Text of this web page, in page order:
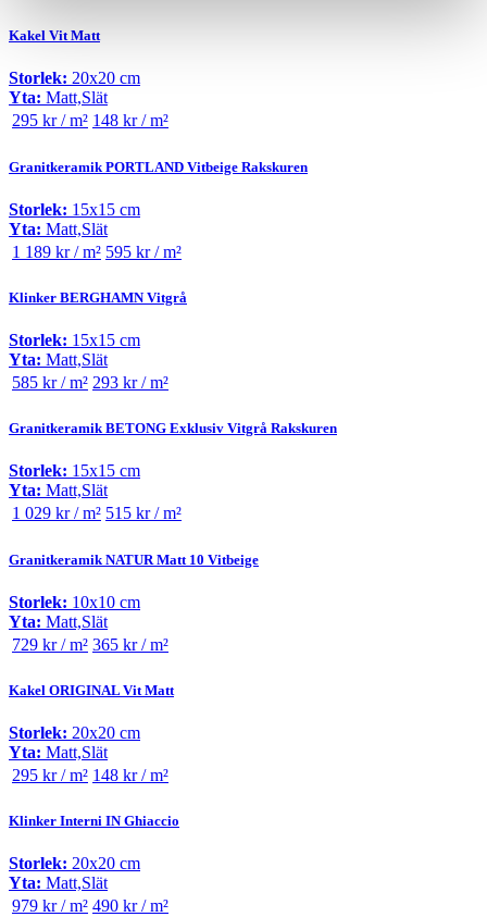
Kakel Vit Matt
Storlek: 20x20 cm
Yta: Matt,Slät
295 kr / m² 148 kr / m²
Granitkeramik PORTLAND Vitbeige Rakskuren
Storlek: 15x15 cm
Yta: Matt,Slät
1 189 kr / m² 595 kr / m²
Klinker BERGHAMN Vitgrå
Storlek: 15x15 cm
Yta: Matt,Slät
585 kr / m² 293 kr / m²
Granitkeramik BETONG Exklusiv Vitgrå Rakskuren
Storlek: 15x15 cm
Yta: Matt,Slät
1 029 kr / m² 515 kr / m²
Granitkeramik NATUR Matt 10 Vitbeige
Storlek: 10x10 cm
Yta: Matt,Slät
729 kr / m² 365 kr / m²
Kakel ORIGINAL Vit Matt
Storlek: 20x20 cm
Yta: Matt,Slät
295 kr / m² 148 kr / m²
Klinker Interni IN Ghiaccio
Storlek: 20x20 cm
Yta: Matt,Slät
979 kr / m² 490 kr / m²